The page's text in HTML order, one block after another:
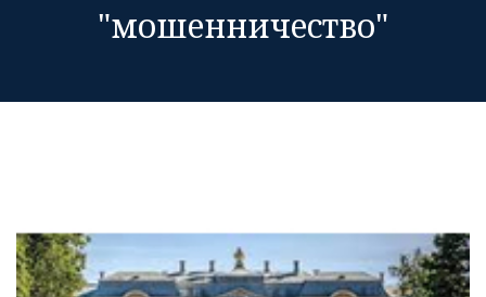
"мошенничество"